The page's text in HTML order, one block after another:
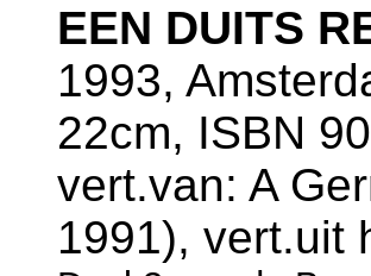
EEN DUITS
1993,
22cm, ISBN
vert.van: A
1991), vert.uit